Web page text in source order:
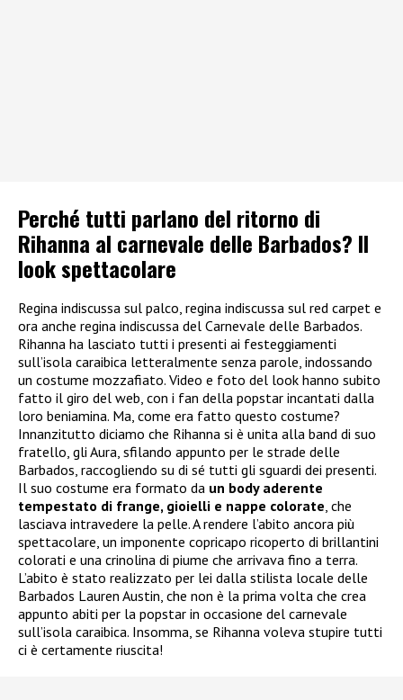
Perché tutti parlano del ritorno di
Rihanna al carnevale delle Barbados? Il
look spettacolare
Regina indiscussa sul palco, regina indiscussa sul red carpet e
ora anche regina indiscussa del Carnevale delle Barbados.
Rihanna ha lasciato tutti i presenti ai festeggiamenti
sull’isola caraibica letteralmente senza parole, indossando
un costume mozzafiato. Video e foto del look hanno subito
fatto il giro del web, con i fan della popstar incantati dalla
loro beniamina. Ma, come era fatto questo costume?
Innanzitutto diciamo che Rihanna si è unita alla band di suo
fratello, gli Aura, sfilando appunto per le strade delle
Barbados, raccogliendo su di sé tutti gli sguardi dei presenti.
Il suo costume era formato da un body aderente
tempestato di frange, gioielli e nappe colorate, che
lasciava intravedere la pelle. A rendere l’abito ancora più
spettacolare, un imponente copricapo ricoperto di brillantini
colorati e una crinolina di piume che arrivava fino a terra.
L’abito è stato realizzato per lei dalla stilista locale delle
Barbados Lauren Austin, che non è la prima volta che crea
appunto abiti per la popstar in occasione del carnevale
sull’isola caraibica. Insomma, se Rihanna voleva stupire tutti
ci è certamente riuscita!